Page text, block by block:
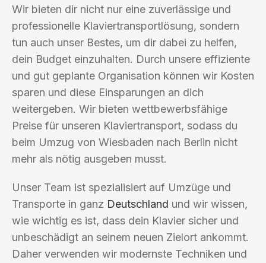
Wir bieten dir nicht nur eine zuverlässige und
professionelle Klaviertransportlösung, sondern
tun auch unser Bestes, um dir dabei zu helfen,
dein Budget einzuhalten. Durch unsere effiziente
und gut geplante Organisation können wir Kosten
sparen und diese Einsparungen an dich
weitergeben. Wir bieten wettbewerbsfähige
Preise für unseren Klaviertransport, sodass du
beim Umzug von Wiesbaden nach Berlin nicht
mehr als nötig ausgeben musst.
Unser Team ist spezialisiert auf Umzüge und
Transporte in ganz Deutschland und wir wissen,
wie wichtig es ist, dass dein Klavier sicher und
unbeschädigt an seinem neuen Zielort ankommt.
Daher verwenden wir modernste Techniken und